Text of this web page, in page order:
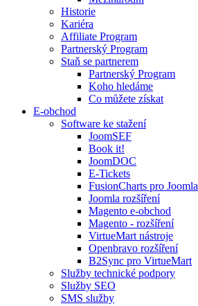
Historie
Kariéra
Affiliate Program
Partnerský Program
Staň se partnerem
Partnerský Program
Koho hledáme
Co můžete získat
E-obchod
Software ke stažení
JoomSEF
Book it!
JoomDOC
E-Tickets
FusionCharts pro Joomla
Joomla rozšíření
Magento e-obchod
Magento - rozšíření
VirtueMart nástroje
Openbravo rozšíření
B2Sync pro VirtueMart
Služby technické podpory
Služby SEO
SMS služby